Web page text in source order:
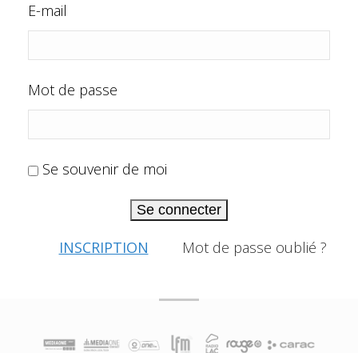
E-mail
Mot de passe
Se souvenir de moi
Se connecter
INSCRIPTION Mot de passe oublié ?